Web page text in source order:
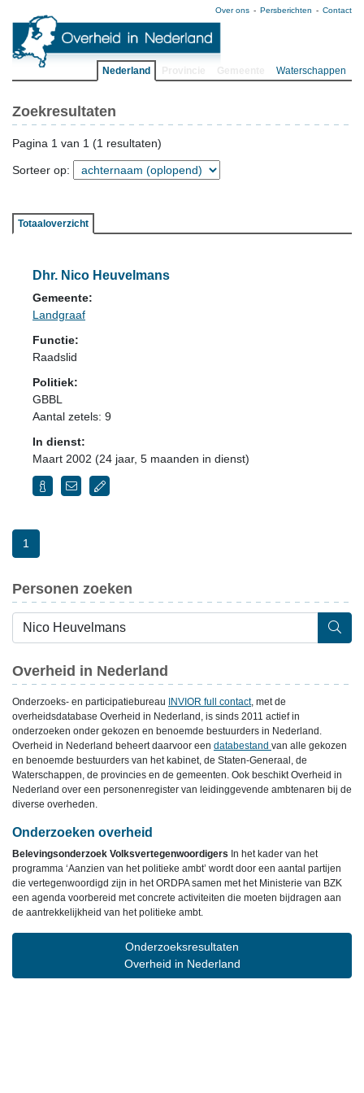
Over ons Persberichten Contact
Nederland Waterschappen
Zoekresultaten
Pagina 1 van 1 (1 resultaten)
Sorteer op:
Totaaloverzicht
Dhr. Nico Heuvelmans
Gemeente:
Landgraaf
Functie:
Raadslid
Politiek:
GBBL
Aantal zetels: 9
In dienst:
Maart 2002 (24 jaar, 5 maanden in dienst)
1
Personen zoeken
Overheid in Nederland
Onderzoeks- en participatiebureau INVIOR full contact, met de
overheidsdatabase Overheid in Nederland, is sinds 2011 actief in
onderzoeken onder gekozen en benoemde bestuurders in Nederland.
Overheid in Nederland beheert daarvoor een databestand van alle gekozen
en benoemde bestuurders van het kabinet, de Staten-Generaal, de
Waterschappen, de provincies en de gemeenten. Ook beschikt Overheid in
Nederland over een personenregister van leidinggevende ambtenaren bij de
diverse overheden.
Onderzoeken overheid
Belevingsonderzoek Volksvertegenwoordigers In het kader van het
programma ‘Aanzien van het politieke ambt’ wordt door een aantal partijen
die vertegenwoordigd zijn in het ORDPA samen met het Ministerie van BZK
een agenda voorbereid met concrete activiteiten die moeten bijdragen aan
de aantrekkelijkheid van het politieke ambt.
Onderzoeksresultaten
Overheid in Nederland